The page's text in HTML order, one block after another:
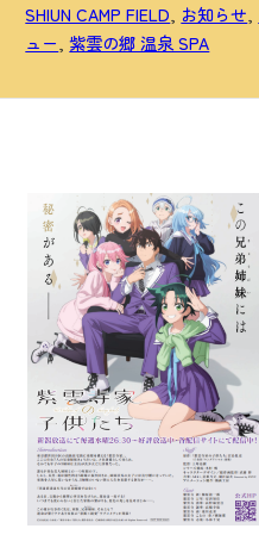
SHIUN CAMP FIELD, お知らせ,
ュー, 紫雲の郷 温泉 SPA